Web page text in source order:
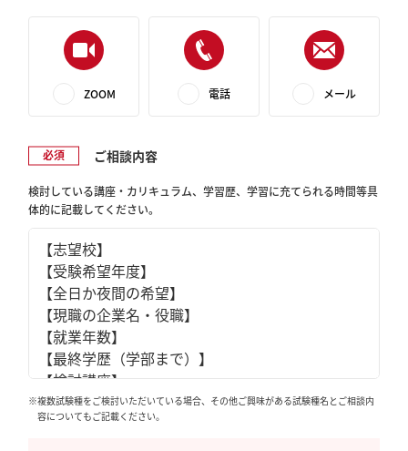
ZOOM 電話 メール
ご相談内容
検討している講座・カリキュラム、学習歴、学習に充てられる時間等具
体的に記載してください。
※複数試験種をご検討いただいている場合、その他ご興味がある試験種名とご相談内
容についてもご記載ください。